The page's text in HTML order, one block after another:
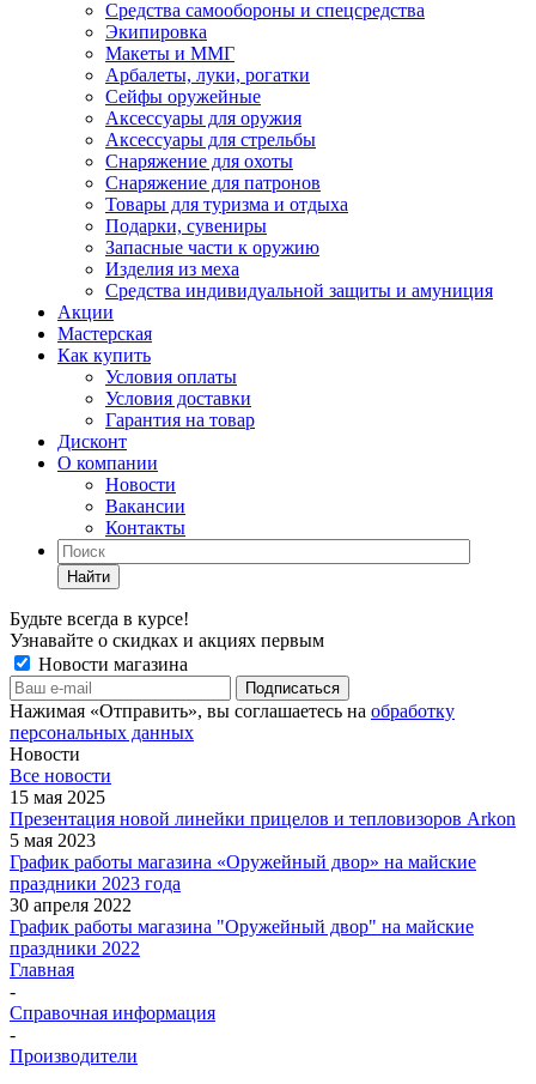
Средства самообороны и спецсредства
Экипировка
Макеты и ММГ
Арбалеты, луки, рогатки
Сейфы оружейные
Аксессуары для оружия
Аксессуары для стрельбы
Снаряжение для охоты
Снаряжение для патронов
Товары для туризма и отдыха
Подарки, сувениры
Запасные части к оружию
Изделия из меха
Средства индивидуальной защиты и амуниция
Акции
Мастерская
Как купить
Условия оплаты
Условия доставки
Гарантия на товар
Дисконт
О компании
Новости
Вакансии
Контакты
Найти
Будьте всегда в курсе!
Узнавайте о скидках и акциях первым
Новости магазина
Нажимая «Отправить», вы соглашаетесь на обработку
персональных данных
Новости
Все новости
15 мая 2025
Презентация новой линейки прицелов и тепловизоров Arkon
5 мая 2023
График работы магазина «Оружейный двор» на майские
праздники 2023 года
30 апреля 2022
График работы магазина "Оружейный двор" на майские
праздники 2022
Главная
-
Справочная информация
-
Производители